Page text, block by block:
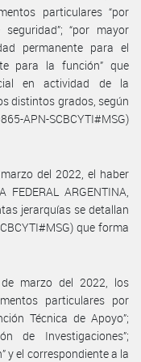
particulares “por
“por mayor
permanente para el
para la función” que
en actividad de la
distintos grados, según
APN-SCBCYTI#MSG)
del 2022, el haber
ARGENTINA,
jerarquías se detallan
que forma
de marzo del 2022, los
particulares por
Técnica de Apoyo”;
de Investigaciones”;
y el correspondiente a la